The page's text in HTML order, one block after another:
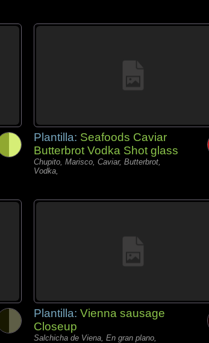
Plantilla: Seafoods Caviar
Butterbrot Vodka Shot glass
Chupito, Marisco, Caviar, Butterbrot,
Vodka,
Plantilla: Vienna sausage
Closeup
Salchicha de Viena, En gran plano,